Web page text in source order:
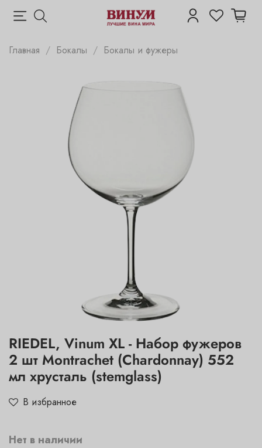
Главная Бокалы Бокалы и фужеры
RIEDEL, Vinum XL - Набор фужеров
2 шт Montrachet (Chardonnay) 552
мл хрусталь (stemglass)
В избранное
Нет в наличии